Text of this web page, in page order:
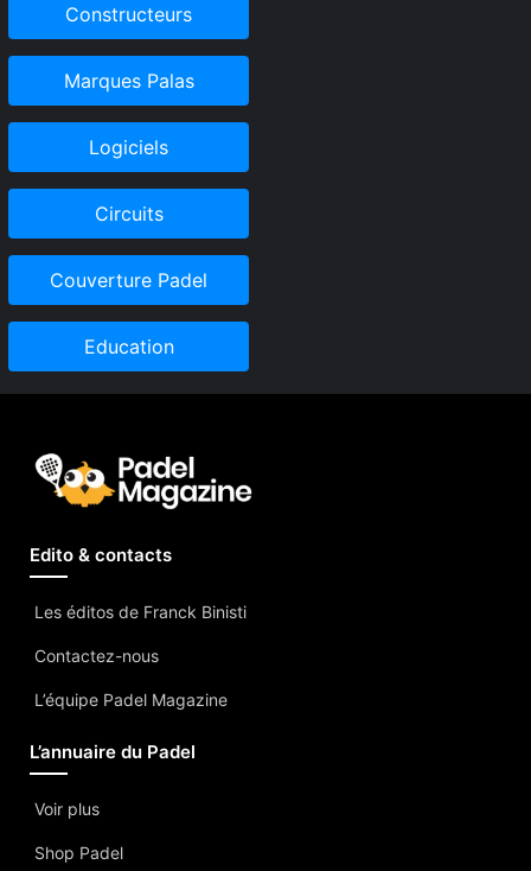
Constructeurs
Marques Palas
Logiciels
Circuits
Couverture Padel
Education
Edito & contacts
Les éditos de Franck Binisti
Contactez-nous
L’équipe Padel Magazine
L’annuaire du Padel
Voir plus
Shop Padel